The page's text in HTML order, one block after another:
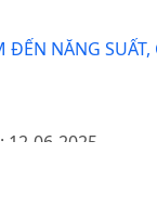
NĂNG
06-2025